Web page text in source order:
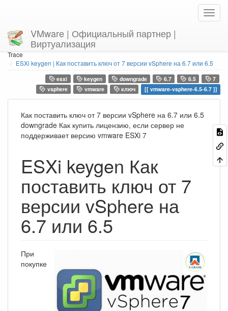
VMware | Официальный партнер |
Виртуализация
You are here
Home
Trace
ESXi keygen | Как поставить ключ от 7 версии vSphere на 6.7 или 6.5
esxi keygen downgrade 6.7 6.5
7
vsphere
vmware ключ vmware-vsphere-6.5-6.7
Как поставить ключ от 7 версии vSphere на 6.7 или 6.5
downgrade Как купить лицензию, если сервер не
поддерживает версию vmware ESXi 7
ESXi keygen Как
поставить ключ от 7
версии vSphere на
6.7 или 6.5
При
покупке